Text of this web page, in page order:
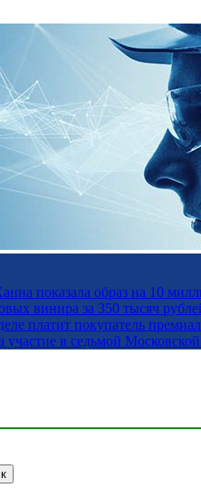
показала образ на 10
винира за 350 тысяч
платит покупатель
участие в седьмой